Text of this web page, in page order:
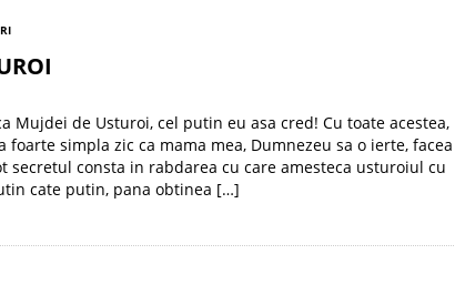
Mujdei de Usturoi, cel putin eu asa cred! Cu toate acestea,
foarte simpla zic ca mama mea, Dumnezeu sa o ierte, facea
secretul consta in rabdarea cu care amesteca usturoiul cu
cate putin, pana obtinea […]